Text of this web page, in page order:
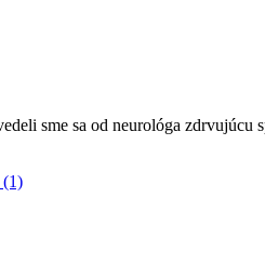
sme sa od neurológa